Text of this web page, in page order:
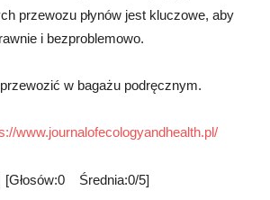
przewozu płynów jest kluczowe, aby
i bezproblemowo.
w bagażu podręcznym.
www.journalofecologyandhealth.pl/
[Głosów:0 Średnia:0/5]